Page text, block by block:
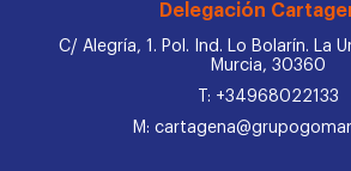
Delegación
C/ Alegría, 1. Pol. Ind. Lo Bolarín. La
Murcia, 30360
T: +34968022133
M: